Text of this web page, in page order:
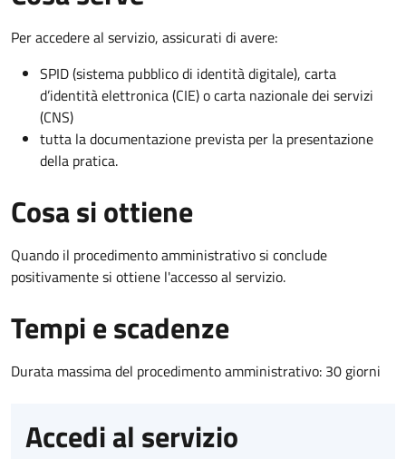
Per accedere al servizio, assicurati di avere:
SPID (sistema pubblico di identità digitale), carta
d’identità elettronica (CIE) o carta nazionale dei servizi
(CNS)
tutta la documentazione prevista per la presentazione
della pratica.
Cosa si ottiene
Quando il procedimento amministrativo si conclude
positivamente si ottiene l'accesso al servizio.
Tempi e scadenze
Durata massima del procedimento amministrativo: 30 giorni
Accedi al servizio